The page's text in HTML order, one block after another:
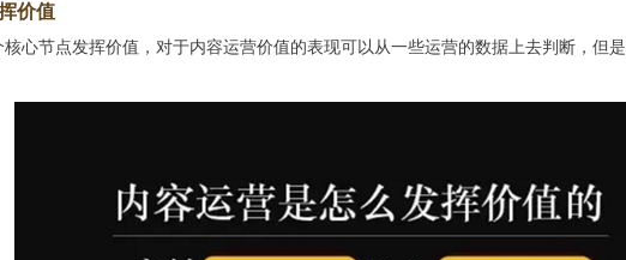
价值
心节点发挥价值，对于内容运营价值的表现可以从一些运营的数据上去判断，但